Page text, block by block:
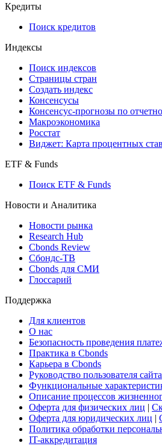
Кредиты
Поиск кредитов
Индексы
Поиск индексов
Страницы стран
Создать индекс
Консенсусы
Консенсус-прогнозы по
Макроэкономика
Росстат
Виджет: Карта процентных
ETF & Funds
Поиск ETF & Funds
Новости и Аналитика
Новости рынка
Research Hub
Cbonds Review
Сбондс-ТВ
Cbonds для СМИ
Глоссарий
Поддержка
Для клиентов
О нас
Безопасность проведения
Практика в Cbonds
Карьера в Cbonds
Руководство пользователя сайта
Функциональные
Описание процессов
Оферта для физических лиц |
Оферта для юридических лиц |
Политика обработки
IT-аккредитация